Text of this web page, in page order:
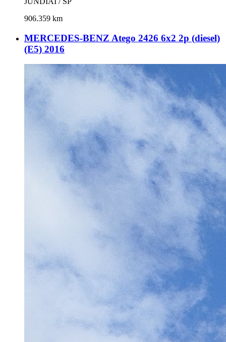
906.359 km
MERCEDES-BENZ Atego 2426 6x2 2p (diesel)
(E5) 2016